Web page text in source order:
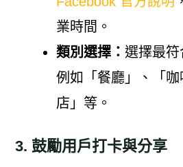
業時間。
類別選擇： 選擇最符
例如「餐廳」、「
店」等。
3. 鼓勵用戶打卡與分享